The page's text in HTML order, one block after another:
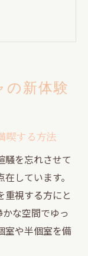
イベート空
会いを楽し
の交流スポ
ャ空間
沢なプライ
と交流の両
の新体験
喫する方法
騒を忘れさせて
しています。
重視する方にと
な空間でゆっ
室や半個室を備